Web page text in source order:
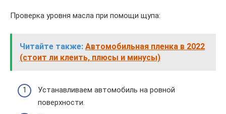
Проверка уровня масла при помощи щупа:
Читайте также: Автомобильная пленка в 2022
(стоит ли клеить, плюсы и минусы)
Устанавливаем автомобиль на ровной
поверхности.